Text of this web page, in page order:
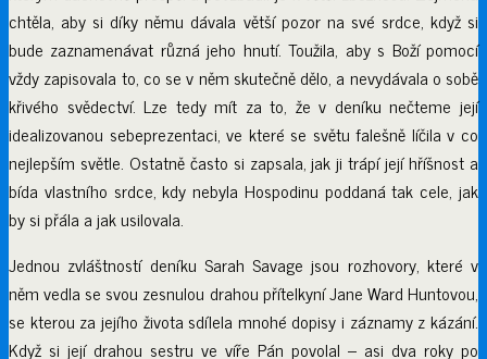
chtěla, aby si díky němu dávala větší pozor na své srdce, když si
bude zaznamenávat různá jeho hnutí. Toužila, aby s Boží pomocí
vždy zapisovala to, co se v něm skutečně dělo, a nevydávala o sobě
křivého svědectví. Lze tedy mít za to, že v deníku nečteme její
idealizovanou sebeprezentaci, ve které se světu falešně líčila v co
nejlepším světle. Ostatně často si zapsala, jak ji trápí její hříšnost a
bída vlastního srdce, kdy nebyla Hospodinu poddaná tak cele, jak
by si přála a jak usilovala.
Jednou zvláštností deníku Sarah Savage jsou rozhovory, které v
něm vedla se svou zesnulou drahou přítelkyní Jane Ward Huntovou,
se kterou za jejího života sdílela mnohé dopisy i záznamy z kázání.
Když si její drahou sestru ve víře Pán povolal – asi dva roky po